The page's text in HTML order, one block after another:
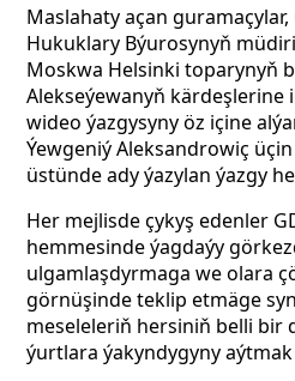
Maslahaty açan
Hukuklary Býurosynyň
Moskwa Helsinki toparynyň
Alekseýewanyň kärdeşlerine
wideo ýazgysyny öz içine
Ýewgeniý Aleksandrowiç
üstünde ady ýazylan ýazgy
Her mejlisde çykyş edenler
hemmesinde ýagdaýy
ulgamlaşdyrmaga we olara
görnüşinde teklip etmäge
meseleleriň hersiniň belli bir
ýurtlara ýakyndygyny